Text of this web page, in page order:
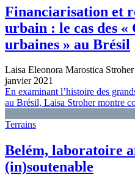
Financiarisation et
urbain : le cas des «
urbaines » au Brésil
Laisa Eleonora Marostica
janvier 2021
En examinant l’histoire des
au Brésil, Laisa Stroher montre
Terrains
Belém, laboratoire
(in)soutenable